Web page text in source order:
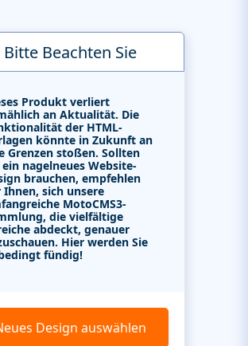
Bitte Beachten Sie
Produkt verliert
an Aktualität. Die
der HTML-
könnte in Zukunft an
Grenzen stoßen. Sollten
ein nagelneues Website-
brauchen, empfehlen
sich unsere
MotoCMS3-
die vielfältige
abdeckt, genauer
Hier werden Sie
fündig!
Design auswählen